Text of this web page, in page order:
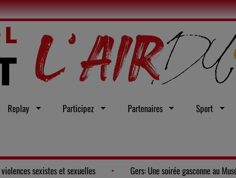
Replay Participez Partenaires Sport
d'une loi intégrale contre les violences sexistes et sexuelles